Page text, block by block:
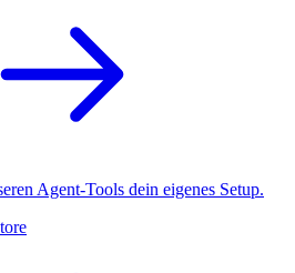
Agent-Tools dein eigenes Setup.